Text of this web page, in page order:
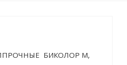
БИКОЛОР M,